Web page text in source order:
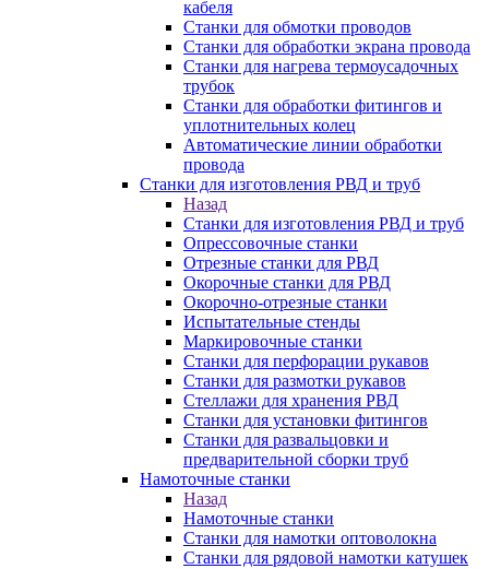
кабеля
Станки для обмотки проводов
Станки для обработки экрана провода
Станки для нагрева термоусадочных
трубок
Станки для обработки фитингов и
уплотнительных колец
Автоматические линии обработки
провода
Станки для изготовления РВД и труб
Назад
Станки для изготовления РВД и труб
Опрессовочные станки
Отрезные станки для РВД
Окорочные станки для РВД
Окорочно-отрезные станки
Испытательные стенды
Маркировочные станки
Станки для перфорации рукавов
Станки для размотки рукавов
Стеллажи для хранения РВД
Станки для установки фитингов
Станки для развальцовки и
предварительной сборки труб
Намоточные станки
Назад
Намоточные станки
Станки для намотки оптоволокна
Станки для рядовой намотки катушек